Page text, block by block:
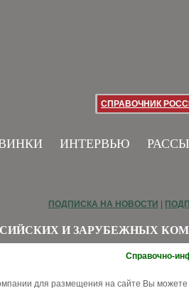
СПРАВОЧНИК
ИНТЕРВЬЮ
ПОДПИСКА НА НОВОСТИ
И ЗАРУБЕЖНЫХ
Справочно-
для размещения на сайте Вы можете